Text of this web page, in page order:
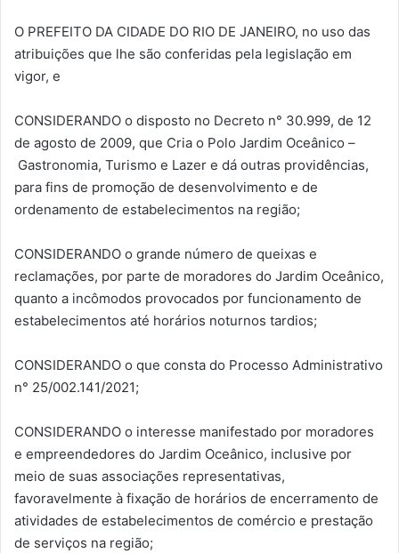
O PREFEITO DA CIDADE DO RIO DE JANEIRO, no uso das
atribuições que lhe são conferidas pela legislação em
vigor, e
CONSIDERANDO o disposto no Decreto n° 30.999, de 12
de agosto de 2009, que Cria o Polo Jardim Oceânico –
Gastronomia, Turismo e Lazer e dá outras providências,
para fins de promoção de desenvolvimento e de
ordenamento de estabelecimentos na região;
CONSIDERANDO o grande número de queixas e
reclamações, por parte de moradores do Jardim Oceânico,
quanto a incômodos provocados por funcionamento de
estabelecimentos até horários noturnos tardios;
CONSIDERANDO o que consta do Processo Administrativo
n° 25/002.141/2021;
CONSIDERANDO o interesse manifestado por moradores
e empreendedores do Jardim Oceânico, inclusive por
meio de suas associações representativas,
favoravelmente à fixação de horários de encerramento de
atividades de estabelecimentos de comércio e prestação
de serviços na região;